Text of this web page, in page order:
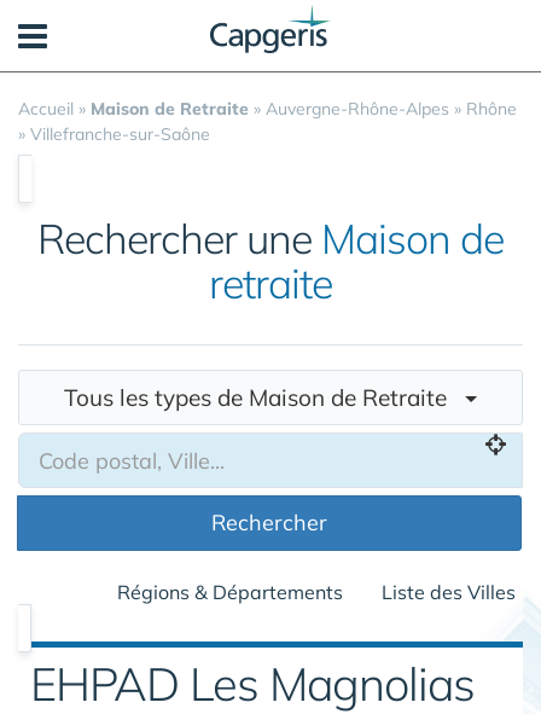
Accueil » Maison de Retraite » Auvergne-Rhône-Alpes » Rhône
» Villefranche-sur-Saône
Rechercher une Maison de
retraite
Tous les types de Maison de Retraite
Rechercher
Régions & Départements Liste des Villes
EHPAD Les Magnolias